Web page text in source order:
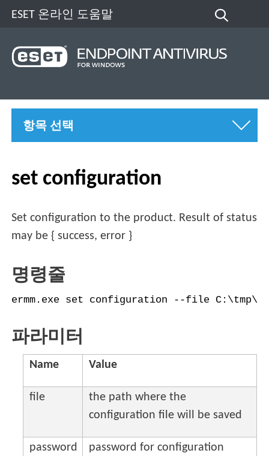
ESET 온라인 도움말
항목 선택
set configuration
Set configuration to the product. Result of status
may be { success, error }
명령줄
ermm.exe set configuration --file
파라미터
Name Value
file
the path where the
configuration file will be saved
password password for configuration